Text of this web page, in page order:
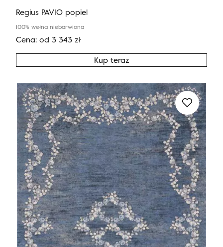
Regius PAVIO popiel
100% wełna niebarwiona
Cena: od 3 343 zł
Kup teraz